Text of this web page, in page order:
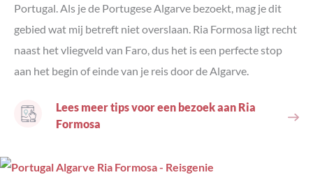
Portugal. Als je de Portugese Algarve bezoekt, mag je dit
gebied wat mij betreft niet overslaan. Ria Formosa ligt recht
naast het vliegveld van Faro, dus het is een perfecte stop
aan het begin of einde van je reis door de Algarve.
Lees meer tips voor een bezoek aan Ria
Formosa